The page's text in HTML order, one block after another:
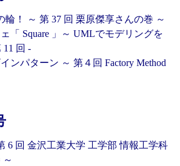
輪！ ～ 第 37 回 栗原傑享さんの巻 ～
「 Square 」～ UMLでモデリングを
11 回 -
ンパターン ～ 第４回 Factory Method
6 回 金沢工業大学 工学部 情報工学科